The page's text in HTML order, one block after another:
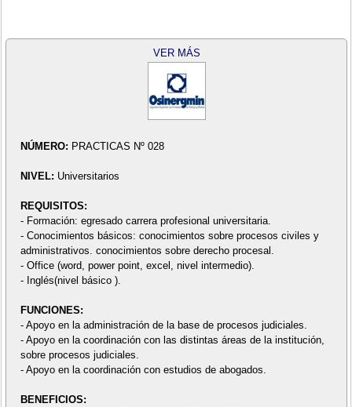
VER MÁS
NÚMERO: PRACTICAS Nº 028
NIVEL: Universitarios
REQUISITOS:
- Formación: egresado carrera profesional universitaria.
- Conocimientos básicos: conocimientos sobre procesos civiles y
administrativos. conocimientos sobre derecho procesal.
- Office (word, power point, excel, nivel intermedio).
- Inglés(nivel básico ).
FUNCIONES:
- Apoyo en la administración de la base de procesos judiciales.
- Apoyo en la coordinación con las distintas áreas de la institución,
sobre procesos judiciales.
- Apoyo en la coordinación con estudios de abogados.
BENEFICIOS: